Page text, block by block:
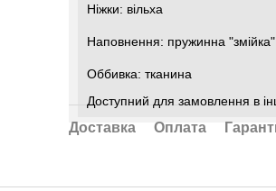
Ніжки: вільха
Наповнення: пружинна
Оббивка: тканина
Доступний для замовлення в
Доставка Оплата